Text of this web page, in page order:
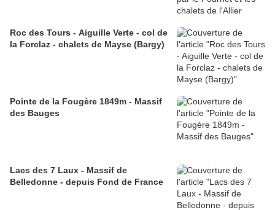
Roc des Tours - Aiguille Verte - col de
la Forclaz - chalets de Mayse (Bargy)
Pointe de la Fougère 1849m - Massif
des Bauges
Lacs des 7 Laux - Massif de
Belledonne - depuis Fond de France